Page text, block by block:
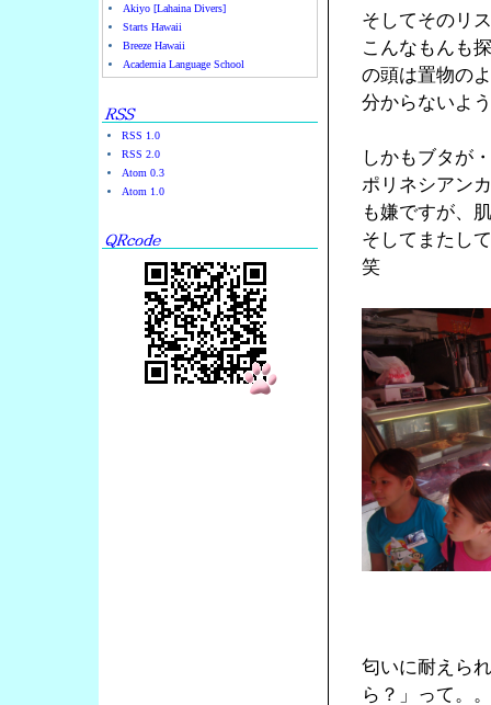
Akiyo [Lahaina Divers]
Starts Hawaii
Breeze Hawaii
Academia Language School
RSS 1.0
RSS 2.0
Atom 0.3
Atom 1.0
そしてそのリ
こんなもんも
の頭は置物の
分からないよ
しかもブタが
ポリネシアン
も嫌ですが、
そしてまたし
笑
匂いに耐えら
ら？」って。